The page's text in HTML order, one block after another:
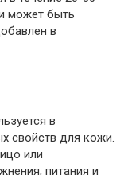
может быть
в
в
свойств для кожи.
или
питания и